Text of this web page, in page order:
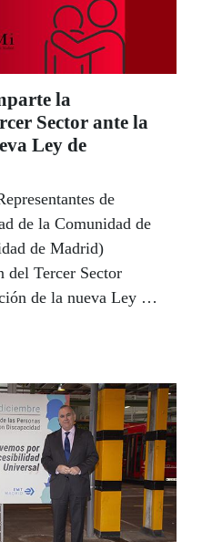
la
Sector ante la
Ley de
de
de la Comunidad de
de Madrid)
del Tercer Sector
de la nueva Ley de